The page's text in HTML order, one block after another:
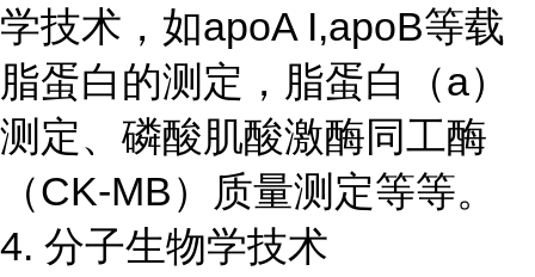
学技术，如apoA I,apoB等载
脂蛋白的测定，脂蛋白（a）
测定、磷酸肌酸激酶同工酶
（CK-MB）质量测定等等。
4. 分子生物学技术